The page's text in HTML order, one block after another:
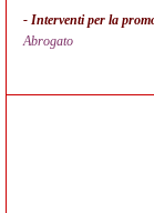
- Interventi per la
Abrogato